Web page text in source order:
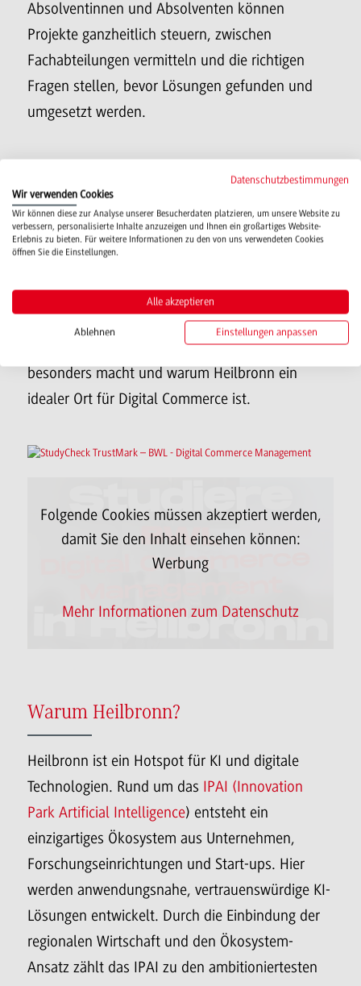
Absolventinnen und Absolventen können
Projekte ganzheitlich steuern, zwischen
Fachabteilungen vermitteln und die richtigen
Fragen stellen, bevor Lösungen gefunden und
umgesetzt werden.
Einblick in den Studiengang
Wie sieht das Studium in Heilbronn aus? Unser
Film gibt Einblicke in den Studiengang, den
aus der Perspektive unserer Studierenden.
Sie machen erfahrbar, was das Studium
besonders macht und warum Heilbronn ein
idealer Ort für Digital Commerce ist.
Folgende Cookies müssen akzeptiert werden,
damit Sie den Inhalt einsehen können:
Werbung
Mehr Informationen zum Datenschutz
Warum Heilbronn?
Heilbronn ist ein Hotspot für KI und digitale
Technologien. Rund um das IPAI (Innovation
Park Artificial Intelligence) entsteht ein
einzigartiges Ökosystem aus Unternehmen,
Forschungseinrichtungen und Start-ups. Hier
werden anwendungsnahe, vertrauenswürdige KI-
Lösungen entwickelt. Durch die Einbindung der
regionalen Wirtschaft und den Ökosystem-
Ansatz zählt das IPAI zu den ambitioniertesten
Datenschutzbestimmungen
Wir verwenden Cookies
Wir können diese zur Analyse unserer Besucherdaten platzieren, um unsere Website zu
verbessern, personalisierte Inhalte anzuzeigen und Ihnen ein großartiges Website-
Erlebnis zu bieten. Für weitere Informationen zu den von uns verwendeten Cookies
öffnen Sie die Einstellungen.
Alle akzeptieren
Ablehnen Einstellungen anpassen